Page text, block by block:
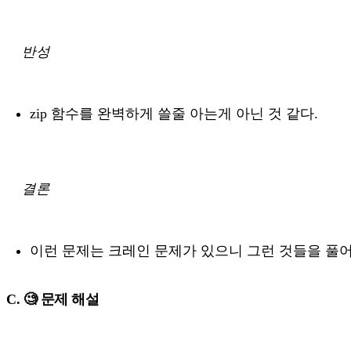
반성
zip 함수를 완벽하게 쓸줄 아는게 아닌 것 같다.
결론
이런 문제는 크레인 문제가 있으니 그런 것들을 풀
C. 🧐 문제 해설